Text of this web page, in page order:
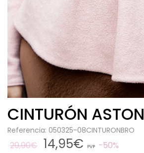
CINTURÓN ASTON
Referencia: 050325-08CINTURONBRO
29,90€ 14,95€ PVP 50%